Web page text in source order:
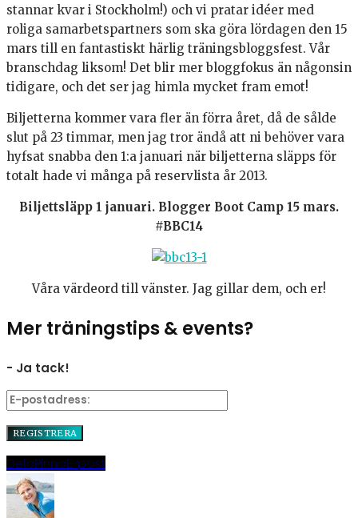
stannar kvar i Stockholm!) och vi pratar idéer med
roliga samarbetspartners som ska göra lördagen den 15
mars till en fantastiskt härlig träningsbloggsfest. Vår
branschdag liksom! Det blir mer bloggfokus än någonsin
tidigare, och det ser jag himla mycket fram emot!
Biljetterna kommer vara fler än förra året, då de sålde
slut på 23 timmar, men jag tror ändå att ni behöver vara
hyfsat snabba den 1:a januari när biljetterna släpps för
totalt hade vi många på reservlista år 2013.
Biljettsläpp 1 januari. Blogger Boot Camp 15 mars.
#BBC14
Våra värdeord till vänster. Jag gillar dem, och er!
Mer träningstips & events?
- Ja tack!
DelaPinnaE-post